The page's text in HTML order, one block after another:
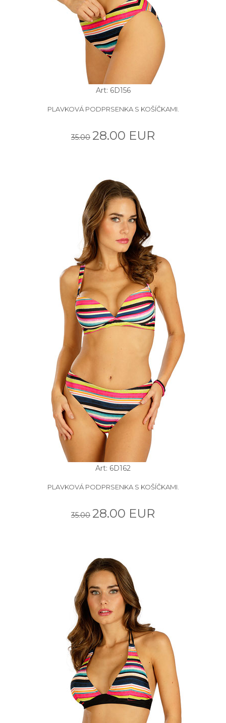
Art: 6D156
PLAVKOVÁ PODPRSENKA S KOŠÍČKAMI.
35.00 28.00 EUR
Art: 6D162
PLAVKOVÁ PODPRSENKA S KOŠÍČKAMI.
35.00 28.00 EUR